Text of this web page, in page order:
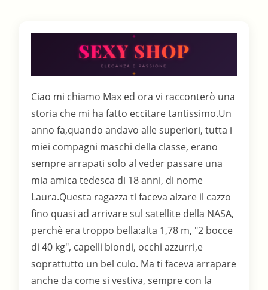
Ciao mi chiamo Max ed ora vi racconterò una
storia che mi ha fatto eccitare tantissimo.Un
anno fa,quando andavo alle superiori, tutta i
miei compagni maschi della classe, erano
sempre arrapati solo al veder passare una
mia amica tedesca di 18 anni, di nome
Laura.Questa ragazza ti faceva alzare il cazzo
fino quasi ad arrivare sul satellite della NASA,
perchè era troppo bella:alta 1,78 m, "2 bocce
di 40 kg", capelli biondi, occhi azzurri,e
soprattutto un bel culo. Ma ti faceva arrapare
anche da come si vestiva, sempre con la